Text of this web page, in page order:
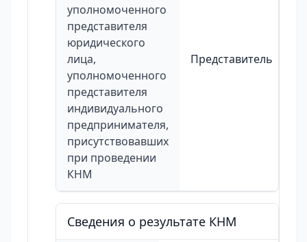
уполномоченного
представителя
юридического
лица,
уполномоченного
представителя
индивидуального
предпринимателя,
присутствовавших
при проведении
КНМ
Представитель
Сведения о результате КНМ